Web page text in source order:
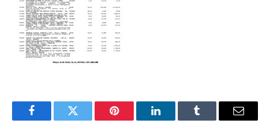
FacebookTwitter Pinterest LinkedInTumblr
E-